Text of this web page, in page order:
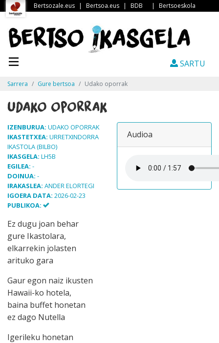
Bertsozale.eus | Bertsoa.eus | BDB | Bertsoeskola
SARTU
Sarrera Gure bertsoa Udako oporrak
Udako oporrak
IZENBURUA: UDAKO OPORRAK
IKASTETXEA: URRETXINDORRA
IKASTOLA (BILBO)
IKASGELA: LH5B
EGILEA: -
DOINUA: -
IRAKASLEA: ANDER ELORTEGI
IGOERA DATA: 2026-02-23
PUBLIKOA:
Audioa
Ez dugu joan behar
gure Ikastolara,
elkarrekin jolasten
arituko gara
Gaur egon naiz ikusten
Hawaii-ko hotela,
baina buffet honetan
ez dago Nutella
Igerileku honetan